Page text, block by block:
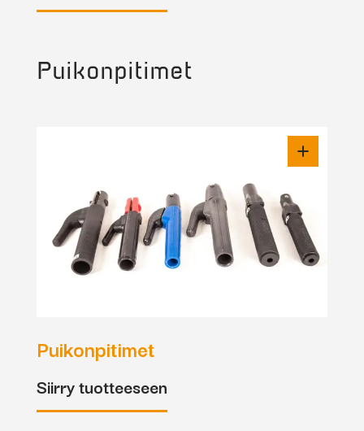
Puikonpitimet
Puikonpitimet
Siirry tuotteeseen